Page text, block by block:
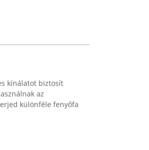
kínálatot biztosít
az
különféle fenyőfa